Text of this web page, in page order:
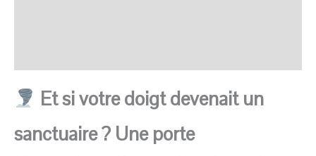
Et si votre doigt devenait un
sanctuaire ? Une porte